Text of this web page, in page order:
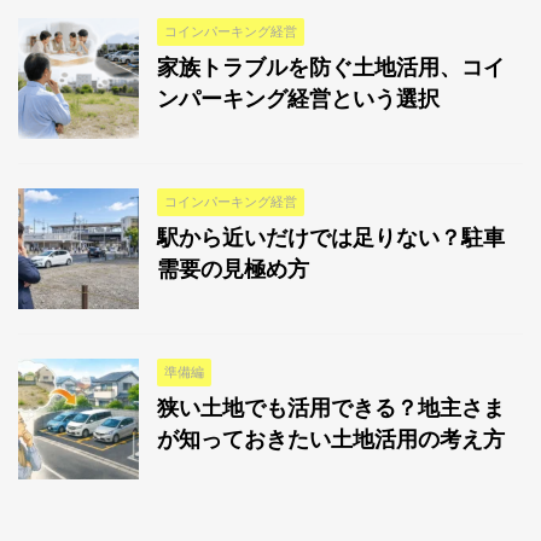
コインパーキング経営
家族トラブルを防ぐ土地活用、コイ
ンパーキング経営という選択
コインパーキング経営
駅から近いだけでは足りない？駐車
需要の見極め方
準備編
狭い土地でも活用できる？地主さま
が知っておきたい土地活用の考え方